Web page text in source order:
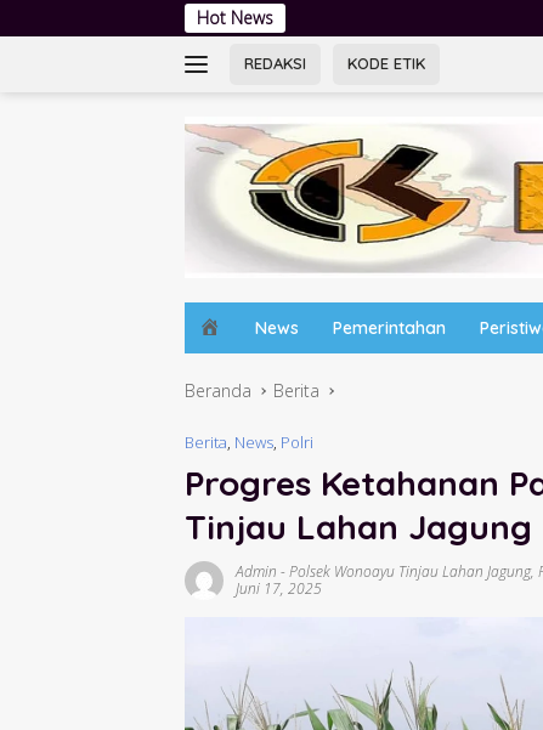
ke
Hot News Lewat Lapangan
REDAKSI KODE ETIK
o
e
News Pemerintahan
Beranda Berita
Berita, News, Polri
Progres Ketahanan
Tinjau Lahan Jagung
Admin -Polsek Wonoayu Tinjau Lahan Jagung,
Juni 17, 2025